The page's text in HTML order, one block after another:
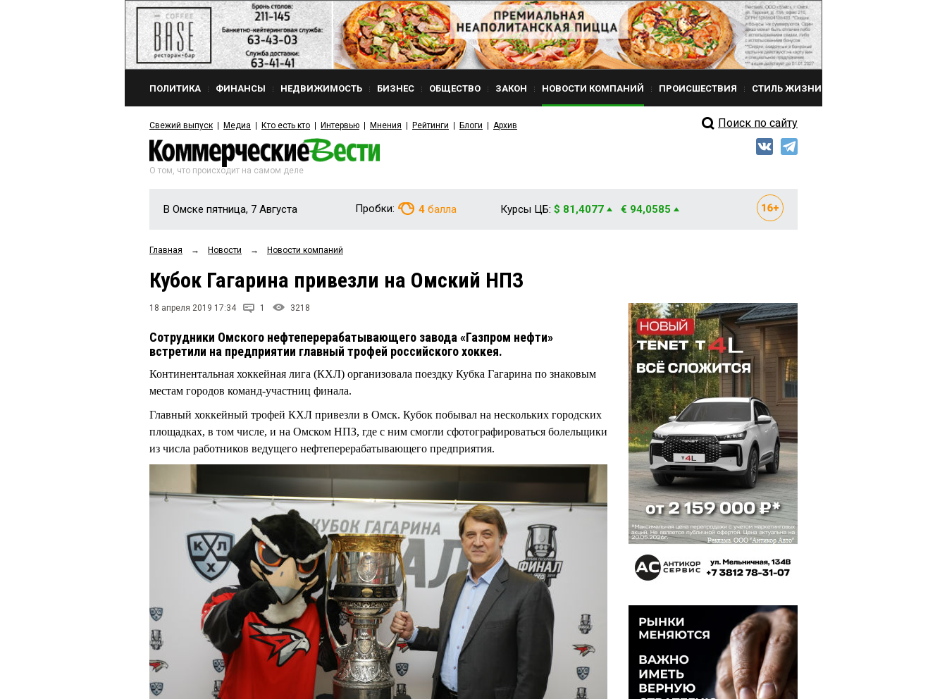
ПОЛИТИКА ФИНАНСЫ НЕДВИЖИМОСТЬ БИЗНЕС ОБЩЕСТВО ЗАКОН НОВОСТИ КОМПАНИЙ ПРОИСШЕСТВИЯ СТИЛЬ ЖИЗНИ
Свежий выпуск Медиа Кто есть кто Интервью Мнения Рейтинги Блоги Архив Поиск по сайту
О том, что происходит на самом деле
В Омске пятница, 7 Августа Пробки: 4 балла Курсы ЦБ: $ 81,4077 € 94,0585
Главная → Новости → Новости компаний
Кубок Гагарина привезли на Омский НПЗ
18 апреля 2019 17:34 1 3218
Сотрудники Омского нефтеперерабатывающего завода «Газпром нефти»
встретили на предприятии главный трофей российского хоккея.
Континентальная хоккейная лига (КХЛ) организовала поездку Кубка Гагарина по знаковым
местам городов команд-участниц финала.
Главный хоккейный трофей КХЛ привезли в Омск. Кубок побывал на нескольких городских
площадках, в том числе, и на Омском НПЗ, где с ним смогли сфотографироваться болельщики
из числа работников ведущего нефтеперерабатывающего предприятия.